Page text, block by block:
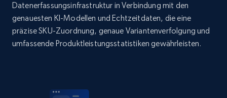
Home Depot US - Discover products by
specified UPC
URL, Domain, Country code, Model number,
Sku, Product id, Product name, Manufacturer,
Datenerfassungsinfrastruktur in Verbindung mit den
genauesten KI-Modellen und Echtzeitdaten, die eine
präzise SKU-Zuordnung, genaue Variantenverfolgung und
umfassende Produktleistungsstatistiken gewährleisten.